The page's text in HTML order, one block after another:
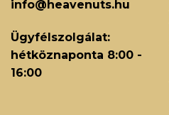
info@heavenuts.hu
Ügyfélszolgálat:
hétköznaponta 8:00 -
16:00